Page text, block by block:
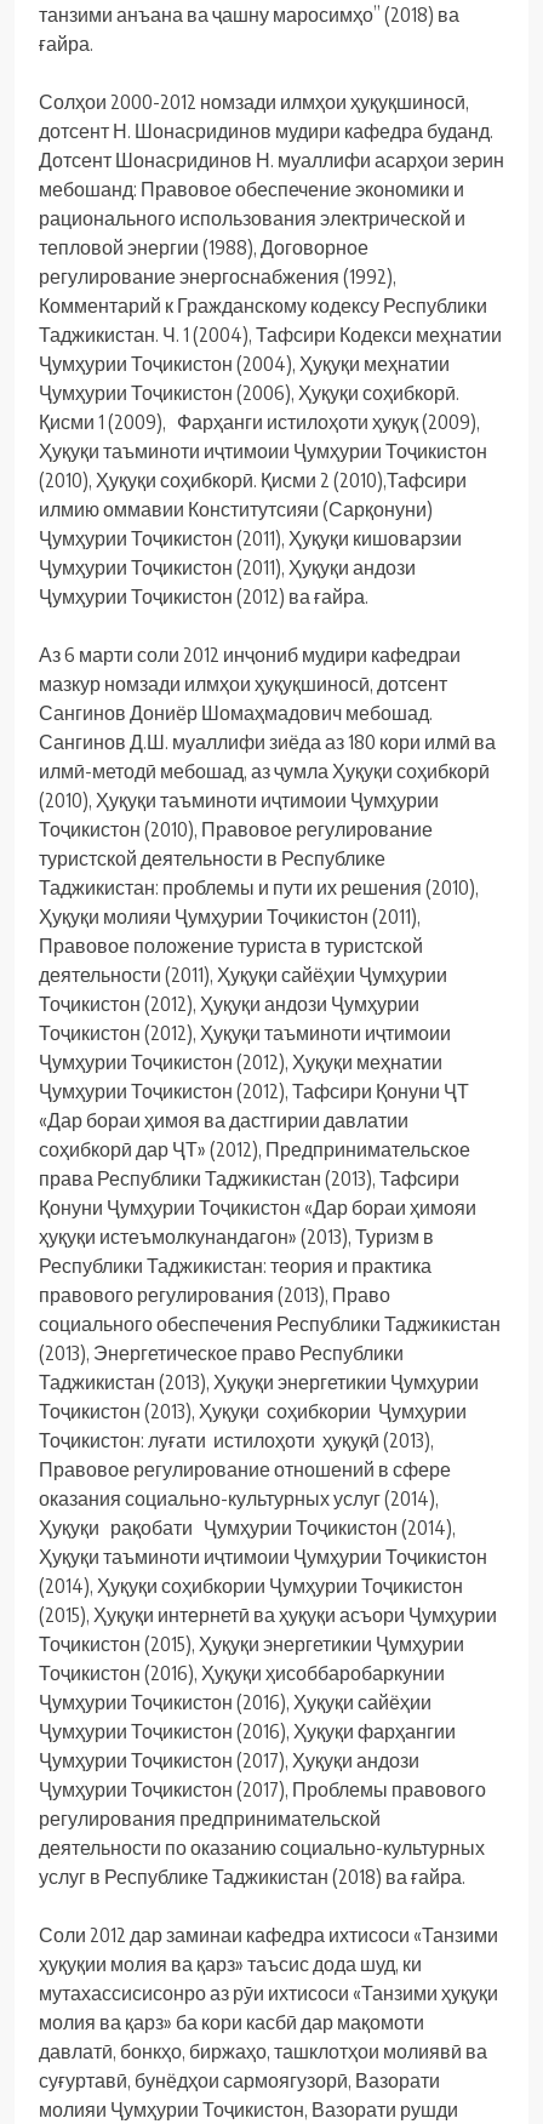
танзими анъана ва ҷашну маросимҳо” (2018) ва
ғайра.
Солҳои 2000-2012 номзади илмҳои ҳуқуқшиносӣ,
дотсент Н. Шонасридинов мудири кафедра буданд.
Дотсент Шонасридинов Н. муаллифи асарҳои зерин
мебошанд: Правовое обеспечение экономики и
рационального использования электрической и
тепловой энергии (1988), Договорное
регулирование энергоснабжения (1992),
Комментарий к Гражданскому кодексу Республики
Таджикистан. Ч. 1 (2004), Тафсири Кодекси меҳнатии
Ҷумҳурии Тоҷикистон (2004), Ҳуқуқи меҳнатии
Ҷумҳурии Тоҷикистон (2006), Ҳуқуқи соҳибкорӣ.
Қисми 1 (2009), Фарҳанги истилоҳоти ҳуқуқ (2009),
Ҳуқуқи таъминоти иҷтимоии Ҷумҳурии Тоҷикистон
(2010), Ҳуқуқи соҳибкорӣ. Қисми 2 (2010),Тафсири
илмию оммавии Конститутсияи (Сарқонуни)
Ҷумҳурии Тоҷикистон (2011), Ҳуқуқи кишоварзии
Ҷумҳурии Тоҷикистон (2011), Ҳуқуқи андози
Ҷумҳурии Тоҷикистон (2012) ва ғайра.
Аз 6 марти соли 2012 инҷониб мудири кафедраи
мазкур номзади илмҳои ҳуқуқшиносӣ, дотсент
Сангинов Дониёр Шомаҳмадович мебошад.
Сангинов Д.Ш. муаллифи зиёда аз 180 кори илмӣ ва
илмӣ-методӣ мебошад, аз ҷумла Ҳуқуқи соҳибкорӣ
(2010), Ҳуқуқи таъминоти иҷтимоии Ҷумҳурии
Тоҷикистон (2010), Правовое регулирование
туристской деятельности в Республике
Таджикистан: проблемы и пути их решения (2010),
Ҳуқуқи молияи Ҷумҳурии Тоҷикистон (2011),
Правовое положение туриста в туристской
деятельности (2011), Ҳуқуқи сайёҳии Ҷумҳурии
Тоҷикистон (2012), Ҳуқуқи андози Ҷумҳурии
Тоҷикистон (2012), Ҳуқуқи таъминоти иҷтимоии
Ҷумҳурии Тоҷикистон (2012), Ҳуқуқи меҳнатии
Ҷумҳурии Тоҷикистон (2012), Тафсири Қонуни ҶТ
«Дар бораи ҳимоя ва дастгирии давлатии
соҳибкорӣ дар ҶТ» (2012), Предпринимательское
права Республики Таджикистан (2013), Тафсири
Қонуни Ҷумҳурии Тоҷикистон «Дар бораи ҳимояи
ҳуқуқи истеъмолкунандагон» (2013), Туризм в
Республики Таджикистан: теория и практика
правового регулирования (2013), Право
социального обеспечения Республики Таджикистан
(2013), Энергетическое право Республики
Таджикистан (2013), Ҳуқуқи энергетикии Ҷумҳурии
Тоҷикистон (2013), Ҳуқуқи соҳибкории Ҷумҳурии
Тоҷикистон: луғати истилоҳоти ҳуқуқӣ (2013),
Правовое регулирование отношений в сфере
оказания социально-культурных услуг (2014),
Ҳуқуқи рақобати Ҷумҳурии Тоҷикистон (2014),
Ҳуқуқи таъминоти иҷтимоии Ҷумҳурии Тоҷикистон
(2014), Ҳуқуқи соҳибкории Ҷумҳурии Тоҷикистон
(2015), Ҳуқуқи интернетӣ ва ҳуқуқи асъори Ҷумҳурии
Тоҷикистон (2015), Ҳуқуқи энергетикии Ҷумҳурии
Тоҷикистон (2016), Ҳуқуқи ҳисоббаробаркунии
Ҷумҳурии Тоҷикистон (2016), Ҳуқуқи сайёҳии
Ҷумҳурии Тоҷикистон (2016), Ҳуқуқи фарҳангии
Ҷумҳурии Тоҷикистон (2017), Ҳуқуқи андози
Ҷумҳурии Тоҷикистон (2017), Проблемы правового
регулирования предпринимательской
деятельности по оказанию социально-культурных
услуг в Республике Таджикистан (2018) ва ғайра.
Соли 2012 дар заминаи кафедра ихтисоси «Танзими
ҳуқуқии молия ва қарз» таъсис дода шуд, ки
мутахассисисонро аз рӯи ихтисоси «Танзими ҳуқуқи
молия ва қарз» ба кори касбӣ дар мақомоти
давлатӣ, бонкҳо, биржаҳо, ташклотҳои молиявӣ ва
суғуртавӣ, бунёдҳои сармоягузорӣ, Вазорати
молияи Ҷумҳурии Тоҷикистон, Вазорати рушди